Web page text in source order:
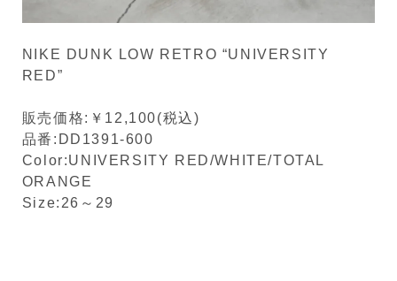
NIKE DUNK LOW RETRO “UNIVERSITY
RED”
販売価格:￥12,100(税込)
品番:DD1391-600
Color:UNIVERSITY RED/WHITE/TOTAL
ORANGE
Size:26～29